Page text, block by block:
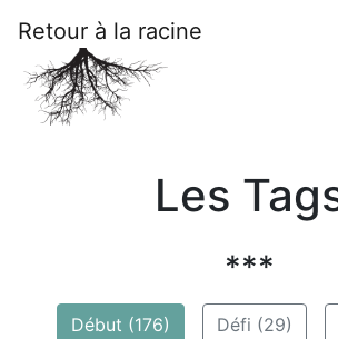
Retour à la racine
Les
***
Début (176) Défi (29)